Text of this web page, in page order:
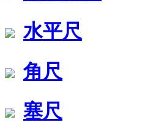
水平尺
角尺
塞尺